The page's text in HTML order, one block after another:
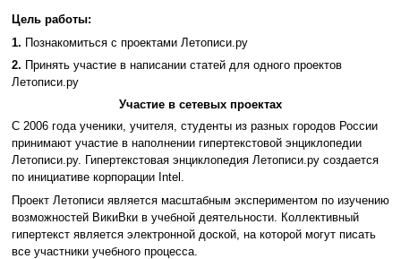
Перейти
к
Перейти
к
Цель работы:
1. Познакомиться с проектами Летописи.ру
2. Принять участие в написании статей для одного проектов
Летописи.ру
Участие в сетевых проектах
С 2006 года ученики, учителя, студенты из разных городов России
принимают участие в наполнении гипертекстовой энциклопедии
Летописи.ру. Гипертекстовая энциклопедия Летописи.ру создается
по инициативе корпорации Intel.
Проект Летописи является масштабным экспериментом по изучению
возможностей ВикиВки в учебной деятельности. Коллективный
гипертекст является электронной доской, на которой могут писать
все участники учебного процесса.